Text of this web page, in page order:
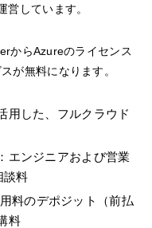
しています。
からAzureのライセンス
が無料になります。
用した、フルクラウド
エンジニアおよび営業
談料
料のデポジット（前払
料